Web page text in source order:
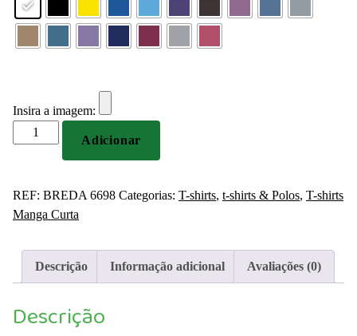
Insira a imagem:
Quantidade
de
Breda
Adicionar
REF: BREDA 6698 Categorias: T-shirts, t-shirts & Polos, T-shirts
Manga Curta
Descrição Informação adicional Avaliações (0)
Descrição